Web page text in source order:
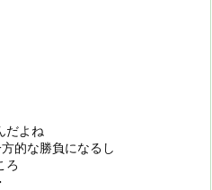
だよね
的な勝負になるし
ろ